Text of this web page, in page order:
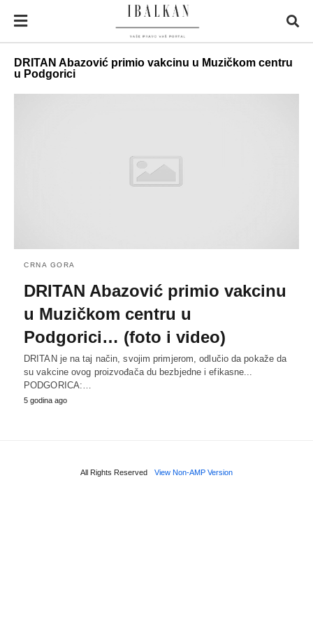
DRITAN Abazović primio vakcinu u Muzičkom centru
u Podgorici
CRNA GORA
DRITAN Abazović primio vakcinu
u Muzičkom centru u
Podgorici… (foto i video)
DRITAN je na taj način, svojim primjerom, odlučio da pokaže da
su vakcine ovog proizvođača du bezbjedne i efikasne...
PODGORICA:…
5 godina ago
All Rights Reserved View Non-AMP Version